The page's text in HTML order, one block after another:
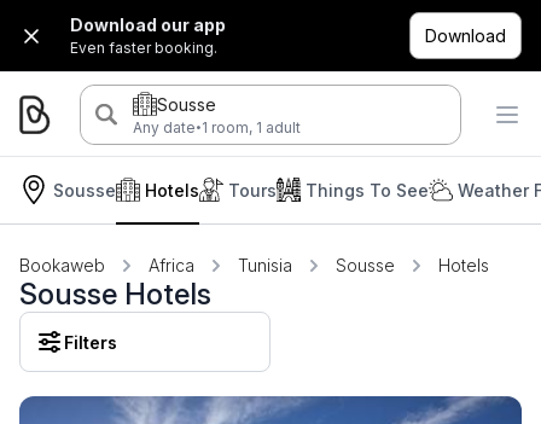
Download our app
Even faster booking.
Download
Sousse
Any date·1 room, 1 adult
Sousse Hotels Tours Things To See Weather
Bookaweb Africa Tunisia Sousse Hotels
Sousse Hotels
Filters